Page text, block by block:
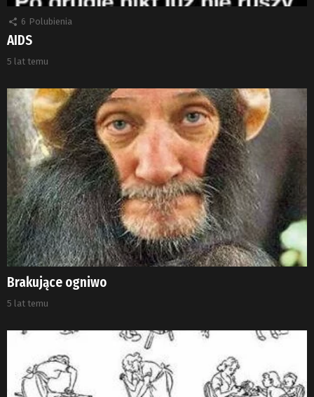
6 Polubienia
AIDS
5 lat temu
Brakujące ogniwo
5 lat temu